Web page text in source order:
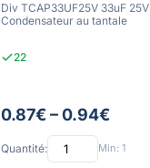
Div TCAP33UF25V 33uF 25V
Condensateur au tantale
22
0.87€ – 0.94€
Quantité: Min: 1